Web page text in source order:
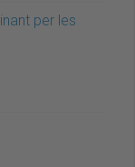
per les